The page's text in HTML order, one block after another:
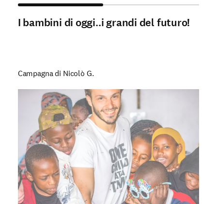
I bambini di oggi..i grandi del futuro!
Campagna di Nicolò G.